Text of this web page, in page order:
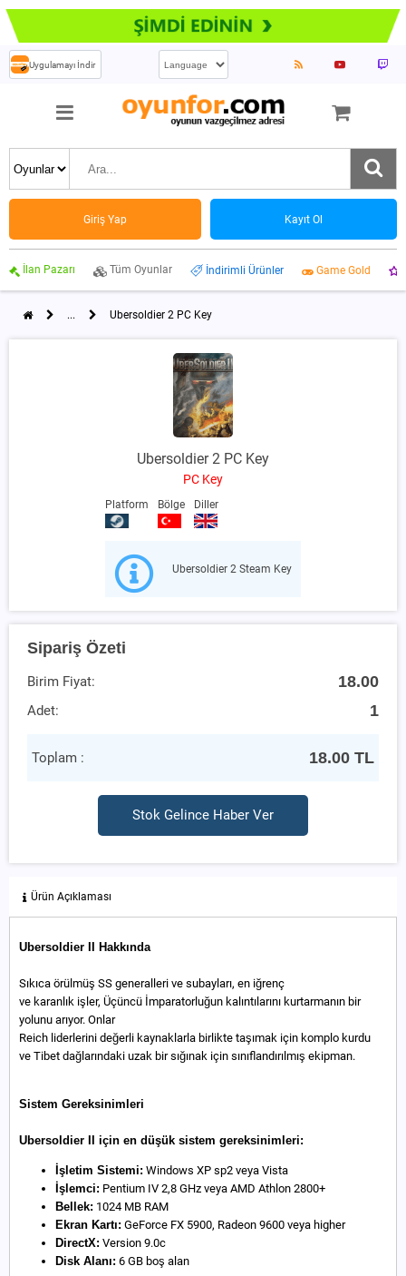
Uygulamayı İndir
Giriş Yap Kayıt Ol
İlan Pazarı Tüm Oyunlar İndirimli Ürünler Game Gold
... Ubersoldier 2 PC Key
Ubersoldier 2 PC Key
PC Key
Platform Bölge Diller
Ubersoldier 2 Steam Key
Sipariş Özeti
Birim Fiyat: 18.00
Adet: 1
Toplam : 18.00 TL
Stok Gelince Haber Ver
Ürün Açıklaması
Ubersoldier II Hakkında
Sıkıca örülmüş SS generalleri ve subayları, en iğrenç
ve karanlık işler, Üçüncü İmparatorluğun kalıntılarını kurtarmanın bir
yolunu arıyor. Onlar
Reich liderlerini değerli kaynaklarla birlikte taşımak için komplo kurdu
ve Tibet dağlarındaki uzak bir sığınak için sınıflandırılmış ekipman.
Sistem Gereksinimleri
Ubersoldier II için en düşük sistem gereksinimleri:
İşletim Sistemi: Windows XP sp2 veya Vista
İşlemci: Pentium IV 2,8 GHz veya AMD Athlon 2800+
Bellek: 1024 MB RAM
Ekran Kartı: GeForce FX 5900, Radeon 9600 veya higher
DirectX: Version 9.0c
Disk Alanı: 6 GB boş alan